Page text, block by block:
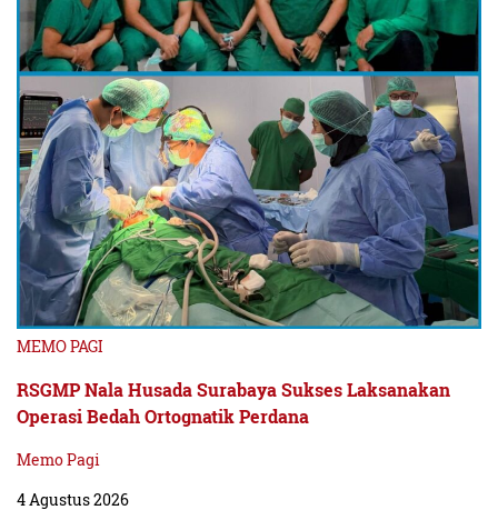
MEMO PAGI
RSGMP Nala Husada Surabaya Sukses Laksanakan
Operasi Bedah Ortognatik Perdana
Memo Pagi
4 Agustus 2026